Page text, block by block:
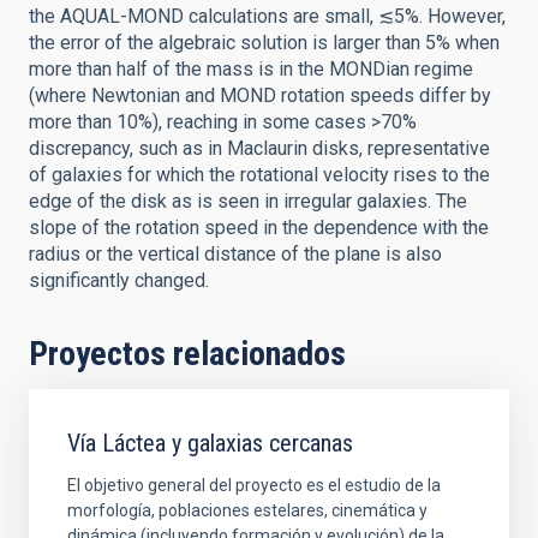
the AQUAL-MOND calculations are small, ≲5%. However,
the error of the algebraic solution is larger than 5% when
more than half of the mass is in the MONDian regime
(where Newtonian and MOND rotation speeds differ by
more than 10%), reaching in some cases >70%
discrepancy, such as in Maclaurin disks, representative
of galaxies for which the rotational velocity rises to the
edge of the disk as is seen in irregular galaxies. The
slope of the rotation speed in the dependence with the
radius or the vertical distance of the plane is also
significantly changed.
Proyectos relacionados
Vía Láctea y galaxias cercanas
El objetivo general del proyecto es el estudio de la
morfología, poblaciones estelares, cinemática y